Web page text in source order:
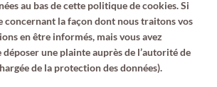
au bas de cette politique de cookies. Si
concernant la façon dont nous traitons vos
en être informés, mais vous avez
une plainte auprès de l’autorité de
de la protection des données).